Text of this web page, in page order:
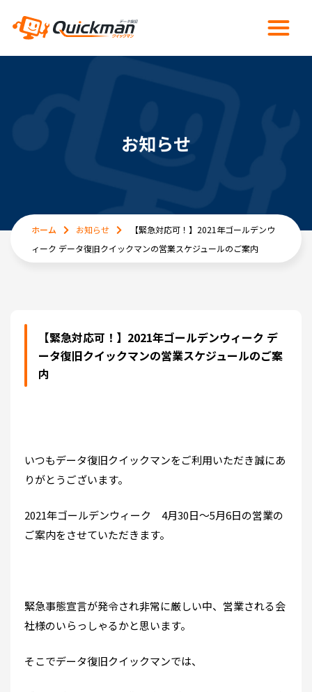
お知らせ
ホーム お知らせ
【緊急対応可！】2021年ゴールデンウ
ィーク データ復旧クイックマンの営業スケジュールのご案内
【緊急対応可！】2021年ゴールデンウィーク デ
ータ復旧クイックマンの営業スケジュールのご案
内
いつもデータ復旧クイックマンをご利用いただき誠にあ
りがとうございます。
2021年ゴールデンウィーク 4月30日～5月6日の営業の
ご案内をさせていただきます。
緊急事態宣言が発令され非常に厳しい中、営業される会
社様のいらっしゃるかと思います。
そこでデータ復旧クイックマンでは、